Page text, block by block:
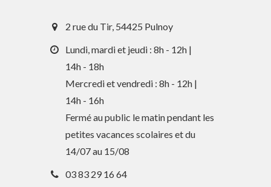
En 1 clic
Guide des activités et services
2 rue du Tir, 54425 Pulnoy
Lundi, mardi et jeudi : 8h - 12h |
14h - 18h
Mercredi et vendredi : 8h - 12h |
14h - 16h
Fermé au public le matin pendant les
petites vacances scolaires et du
14/07 au 15/08
03 83 29 16 64